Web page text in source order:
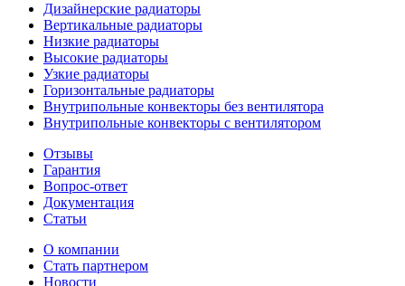
Дизайнерские радиаторы
Вертикальные радиаторы
Низкие радиаторы
Высокие радиаторы
Узкие радиаторы
Горизонтальные радиаторы
Внутрипольные конвекторы без вентилятора
Внутрипольные конвекторы с вентилятором
Отзывы
Гарантия
Вопрос-ответ
Документация
Статьи
О компании
Стать партнером
Новости